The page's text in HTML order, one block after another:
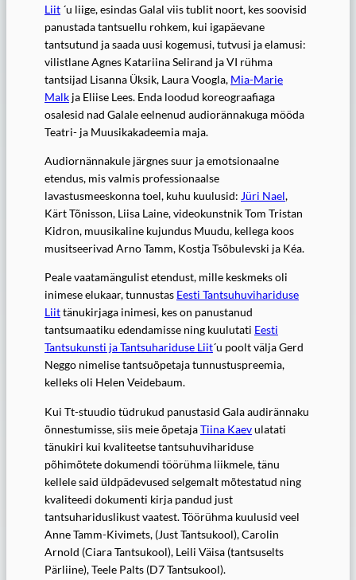
Liit ´u liige, esindas Galal viis tublit noort, kes soovisid
panustada tantsuellu rohkem, kui igapäevane
tantsutund ja saada uusi kogemusi, tutvusi ja elamusi:
vilistlane Agnes Katariina Selirand ja VI rühma
tantsijad Lisanna Üksik, Laura Voogla, Mia-Marie
Malk ja Eliise Lees. Enda loodud koreograafiaga
osalesid nad Galale eelnenud audiorännakuga mööda
Teatri- ja Muusikakadeemia maja.
Audiornännakule järgnes suur ja emotsionaalne
etendus, mis valmis professionaalse
lavastusmeeskonna toel, kuhu kuulusid: Jüri Nael,
Kärt Tõnisson, Liisa Laine, videokunstnik Tom Tristan
Kidron, muusikaline kujundus Muudu, kellega koos
musitseerivad Arno Tamm, Kostja Tsõbulevski ja Kéa.
Peale vaatamängulist etendust, mille keskmeks oli
inimese elukaar, tunnustas Eesti Tantsuhuvihariduse
Liittänukirjaga inimesi, kes on panustanud
tantsumaatiku edendamisse ning kuulutati Eesti
Tantsukunsti ja Tantsuhariduse Liit´u poolt välja Gerd
Neggo nimelise tantsuõpetaja tunnustuspreemia,
kelleks oli Helen Veidebaum.
Kui Tt-stuudio tüdrukud panustasid Gala audirännaku
õnnestumisse, siis meie õpetajaTiina Kaevulatati
tänukiri kui kvaliteetse tantsuhuvihariduse
põhimõtete dokumendi töörühma liikmele, tänu
kellele said üldpädevused selgemalt mõtestatud ning
kvaliteedi dokumenti kirja pandud just
tantsuhariduslikust vaatest. Töörühma kuulusid veel
Anne Tamm-Kivimets, (Just Tantsukool), Carolin
Arnold (Ciara Tantsukool), Leili Väisa (tantsuselts
Pärliine), Teele Palts (D7 Tantsukool).